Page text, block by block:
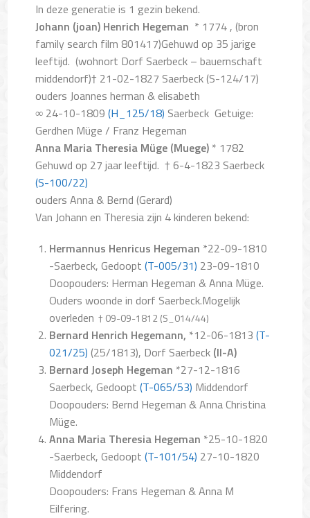
In deze generatie is 1 gezin bekend.
Johann (joan) Henrich Hegeman * 1774 , (bron
family search film 801417)Gehuwd op 35 jarige
leeftijd. (wohnort Dorf Saerbeck –bauernschaft
middendorf)† 21-02-1827 Saerbeck (S-124/17)
ouders Joannes herman & elisabeth
∞ 24-10-1809(H_125/18) Saerbeck Getuige:
Gerdhen Müge / Franz Hegeman
Anna Maria Theresia Müge (Muege) * 1782
Gehuwd op 27 jaar leeftijd. † 6-4-1823 Saerbeck
(S-100/22)
ouders Anna & Bernd (Gerard)
Van Johann en Theresia zijn 4 kinderen bekend:
Hermannus Henricus Hegeman *22-09-1810
-Saerbeck, Gedoopt(T-005/31) 23-09-1810
Doopouders: Herman Hegeman & Anna Müge.
Ouders woonde in dorf Saerbeck.Mogelijk
overleden † 09-09-1812 (S_014/44)
Bernard Henrich Hegemann, *12-06-1813(T-
021/25) (25/1813), Dorf Saerbeck (II-A)
Bernard Joseph Hegeman *27-12-1816
Saerbeck, Gedoopt(T-065/53) Middendorf
Doopouders: Bernd Hegeman & Anna Christina
Müge.
Anna Maria Theresia Hegeman *25-10-1820
-Saerbeck, Gedoopt(T-101/54) 27-10-1820
Middendorf
Doopouders: Frans Hegeman & Anna M
Eilfering.